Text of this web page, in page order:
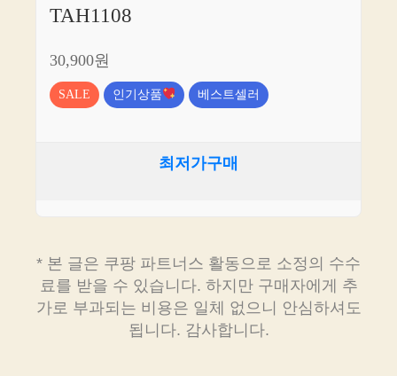
TAH1108
30,900원
SALE 인기상품 베스트셀러
최저가구매
* 본 글은 쿠팡 파트너스 활동으로 소정의 수수
료를 받을 수 있습니다. 하지만 구매자에게 추
가로 부과되는 비용은 일체 없으니 안심하셔도
됩니다. 감사합니다.